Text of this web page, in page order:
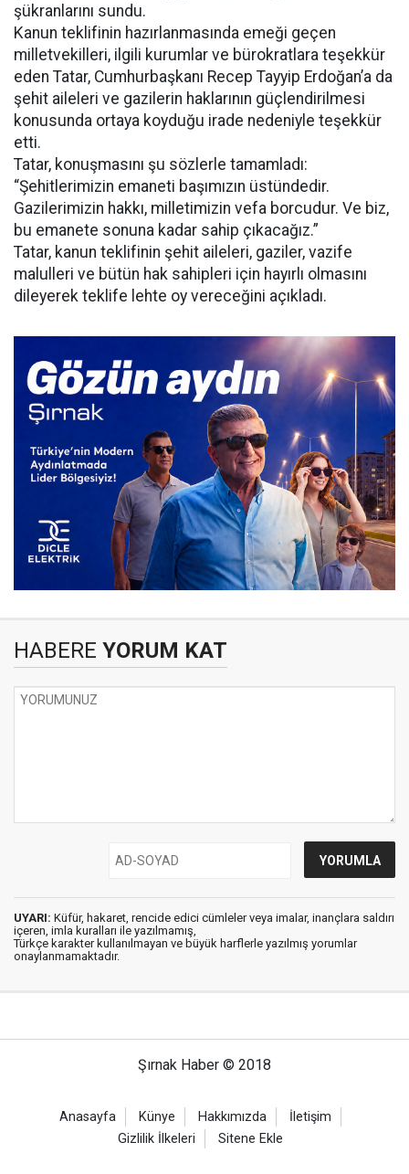
şükranlarını sundu.
Kanun teklifinin hazırlanmasında emeği geçen
milletvekilleri, ilgili kurumlar ve bürokratlara teşekkür
eden Tatar, Cumhurbaşkanı Recep Tayyip Erdoğan’a da
şehit aileleri ve gazilerin haklarının güçlendirilmesi
konusunda ortaya koyduğu irade nedeniyle teşekkür
etti.
Tatar, konuşmasını şu sözlerle tamamladı:
“Şehitlerimizin emaneti başımızın üstündedir.
Gazilerimizin hakkı, milletimizin vefa borcudur. Ve biz,
bu emanete sonuna kadar sahip çıkacağız.”
Tatar, kanun teklifinin şehit aileleri, gaziler, vazife
malulleri ve bütün hak sahipleri için hayırlı olmasını
dileyerek teklife lehte oy vereceğini açıkladı.
HABERE YORUM KAT
UYARI: Küfür, hakaret, rencide edici cümleler veya imalar, inançlara saldırı
içeren, imla kuralları ile yazılmamış,
Türkçe karakter kullanılmayan ve büyük harflerle yazılmış yorumlar
onaylanmamaktadır.
Şırnak Haber © 2018
Anasayfa Künye Hakkımızda
İletişim
Gizlilik İlkeleri
Sitene Ekle